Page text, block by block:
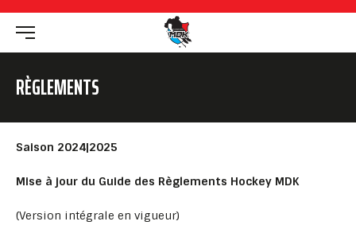
RÈGLEMENTS
Saison 2024|2025
Mise à jour du Guide des Règlements Hockey MDK
(Version intégrale en vigueur)